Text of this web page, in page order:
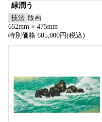
緑潤う
技法 版画
652mm × 475mm
特別価格 605,000円(税込)